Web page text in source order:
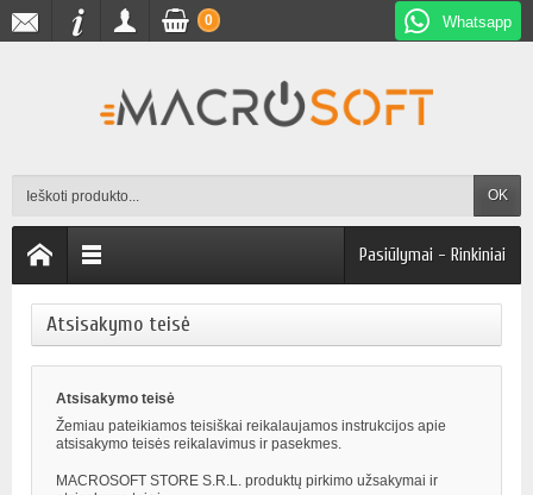
Whatsapp
OK
0
Pasiūlymai - Rinkiniai
Atsisakymo teisė
Atsisakymo teisė
Žemiau pateikiamos teisiškai reikalaujamos instrukcijos apie
atsisakymo teisės reikalavimus ir pasekmes.
MACROSOFT STORE S.R.L. produktų pirkimo užsakymai ir